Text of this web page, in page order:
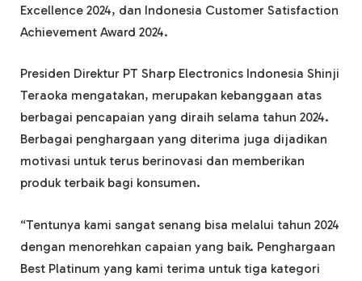
Excellence 2024, dan Indonesia Customer Satisfaction
Achievement Award 2024.
Presiden Direktur PT Sharp Electronics Indonesia Shinji
Teraoka mengatakan, merupakan kebanggaan atas
berbagai pencapaian yang diraih selama tahun 2024.
Berbagai penghargaan yang diterima juga dijadikan
motivasi untuk terus berinovasi dan memberikan
produk terbaik bagi konsumen.
“Tentunya kami sangat senang bisa melalui tahun 2024
dengan menorehkan capaian yang baik. Penghargaan
Best Platinum yang kami terima untuk tiga kategori